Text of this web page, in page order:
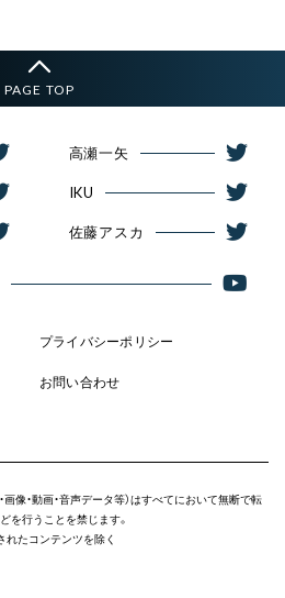
PAGE TOP
高瀬一矢
IKU
佐藤アスカ
プライバシーポリシー
お問い合わせ
像・動画・音声データ等）はすべてにおいて無断で転
を行うことを禁じます。
れたコンテンツを除く